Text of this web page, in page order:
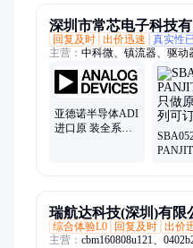
商
深圳市常芯电子科技有
回复及时 出价迅速 真实性
主营： 中科微、镇流器、驱
器、控制器、欧司朗、hdr-
片、新唐、芯唐、
IC、驱动IC、LED、开关电源
亚德诺半导体ADI
进口原 装全系列
瑞航达科技(深圳)有限
综合体验L0
回复及时 出价
主营： cbm160808u121、